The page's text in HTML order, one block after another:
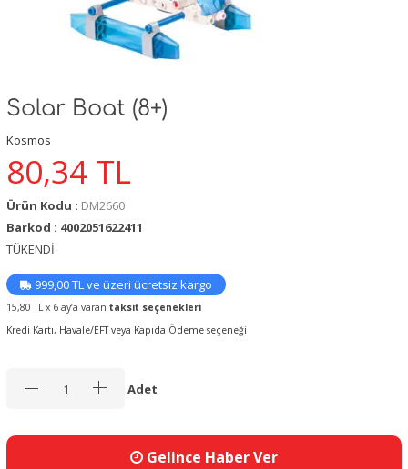
Solar Boat (8+)
Kosmos
80,34 TL
Ürün Kodu : DM2660
Barkod : 4002051622411
TÜKENDİ
999,00 TL ve üzeri ücretsiz kargo
15,80 TL x 6 ay’a varan taksit seçenekleri
Kredi Kartı, Havale/EFT veya Kapıda Ödeme seçeneği
Adet
Gelince Haber Ver